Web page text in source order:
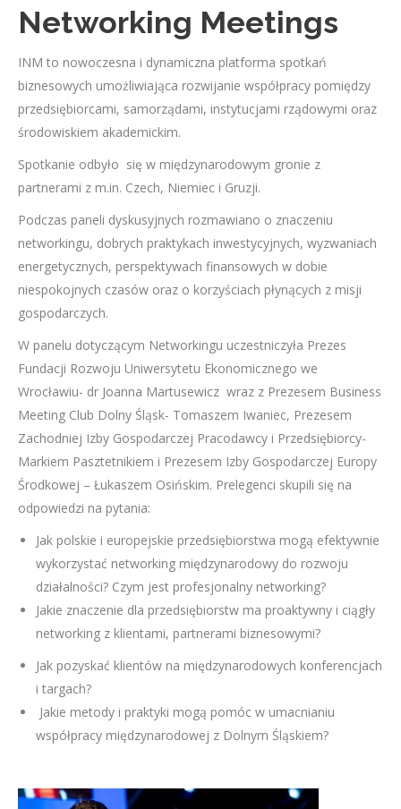
Networking Meetings
INM to nowoczesna i dynamiczna platforma spotkań
biznesowych umożliwiająca rozwijanie współpracy pomiędzy
przedsiębiorcami, samorządami, instytucjami rządowymi oraz
środowiskiem akademickim.
Spotkanie odbyło się w międzynarodowym gronie z
partnerami z m.in. Czech, Niemiec i Gruzji.
Podczas paneli dyskusyjnych rozmawiano o znaczeniu
networkingu, dobrych praktykach inwestycyjnych, wyzwaniach
energetycznych, perspektywach finansowych w dobie
niespokojnych czasów oraz o korzyściach płynących z misji
gospodarczych.
W panelu dotyczącym Networkingu uczestniczyła Prezes
Fundacji Rozwoju Uniwersytetu Ekonomicznego we
Wrocławiu- dr Joanna Martusewicz wraz z Prezesem Business
Meeting Club Dolny Śląsk- Tomaszem Iwaniec, Prezesem
Zachodniej Izby Gospodarczej Pracodawcy i Przedsiębiorcy-
Markiem Pasztetnikiem i Prezesem Izby Gospodarczej Europy
Środkowej – Łukaszem Osińskim. Prelegenci skupili się na
odpowiedzi na pytania:
Jak polskie i europejskie przedsiębiorstwa mogą efektywnie
wykorzystać networking międzynarodowy do rozwoju
działalności? Czym jest profesjonalny networking?
Jakie znaczenie dla przedsiębiorstw ma proaktywny i ciągły
networking z klientami, partnerami biznesowymi?
Jak pozyskać klientów na międzynarodowych konferencjach
i targach?
Jakie metody i praktyki mogą pomóc w umacnianiu
współpracy międzynarodowej z Dolnym Śląskiem?